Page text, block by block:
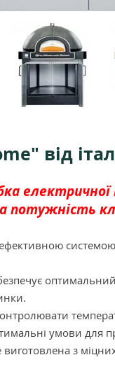
від
потужність
умови для
з